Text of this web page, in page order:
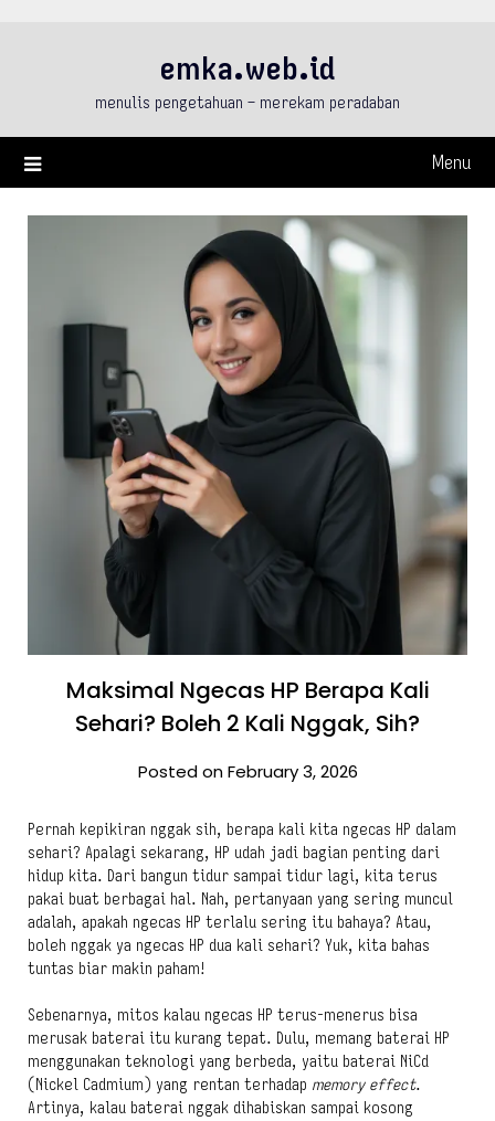
emka.web.id
menulis pengetahuan – merekam peradaban
Menu
Maksimal Ngecas HP Berapa Kali
Sehari? Boleh 2 Kali Nggak, Sih?
Posted on February 3, 2026
Pernah kepikiran nggak sih, berapa kali kita ngecas HP dalam
sehari? Apalagi sekarang, HP udah jadi bagian penting dari
hidup kita. Dari bangun tidur sampai tidur lagi, kita terus
pakai buat berbagai hal. Nah, pertanyaan yang sering muncul
adalah, apakah ngecas HP terlalu sering itu bahaya? Atau,
boleh nggak ya ngecas HP dua kali sehari? Yuk, kita bahas
tuntas biar makin paham!
Sebenarnya, mitos kalau ngecas HP terus-menerus bisa
merusak baterai itu kurang tepat. Dulu, memang baterai HP
menggunakan teknologi yang berbeda, yaitu baterai NiCd
(Nickel Cadmium) yang rentan terhadap memory effect.
Artinya, kalau baterai nggak dihabiskan sampai kosong